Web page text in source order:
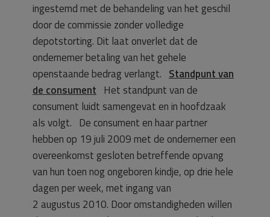
ingestemd met de behandeling van het geschil
door de commissie zonder volledige
depotstorting. Dit laat onverlet dat de
ondernemer betaling van het gehele
openstaande bedrag verlangt. Standpunt van
de consument Het standpunt van de
consument luidt samengevat en in hoofdzaak
als volgt. De consument en haar partner
hebben op 19 juli 2009 met de ondernemer een
overeenkomst gesloten betreffende opvang
van hun toen nog ongeboren kindje, op drie hele
dagen per week, met ingang van
2 augustus 2010. Door omstandigheden willen